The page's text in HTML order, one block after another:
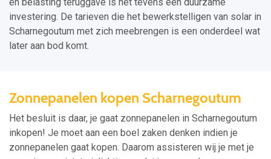
en belasting teruggave is het tevens een duurzame
investering. De tarieven die het bewerkstelligen van solar in
Scharnegoutum met zich meebrengen is een onderdeel wat
later aan bod komt.
Zonnepanelen kopen Scharnegoutum
Het besluit is daar, je gaat zonnepanelen in Scharnegoutum
inkopen! Je moet aan een boel zaken denken indien je
zonnepanelen gaat kopen. Daarom assisteren wij je met je